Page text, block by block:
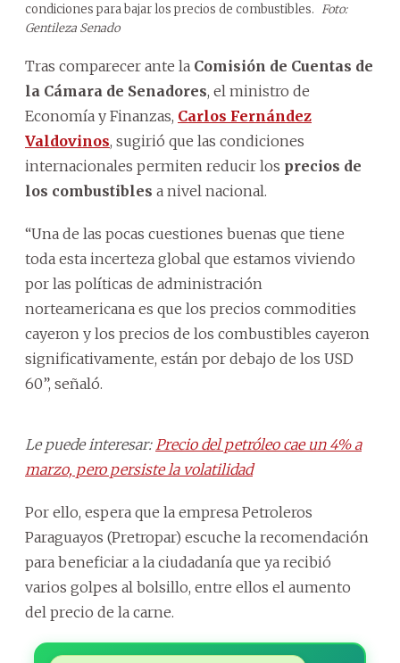
condiciones para bajar los precios de combustibles. Foto:
Gentileza Senado
Tras comparecer ante la Comisión de Cuentas de
la Cámara de Senadores, el ministro de
Economía y Finanzas, Carlos Fernández
Valdovinos, sugirió que las condiciones
internacionales permiten reducir los precios de
los combustibles a nivel nacional.
“Una de las pocas cuestiones buenas que tiene
toda esta incerteza global que estamos viviendo
por las políticas de administración
norteamericana es que los precios commodities
cayeron y los precios de los combustibles cayeron
significativamente, están por debajo de los USD
60”, señaló.
Le puede interesar: Precio del petróleo cae un 4% a
marzo, pero persiste la volatilidad
Por ello, espera que la empresa Petroleros
Paraguayos (Pretropar) escuche la recomendación
para beneficiar a la ciudadanía que ya recibió
varios golpes al bolsillo, entre ellos el aumento
del precio de la carne.